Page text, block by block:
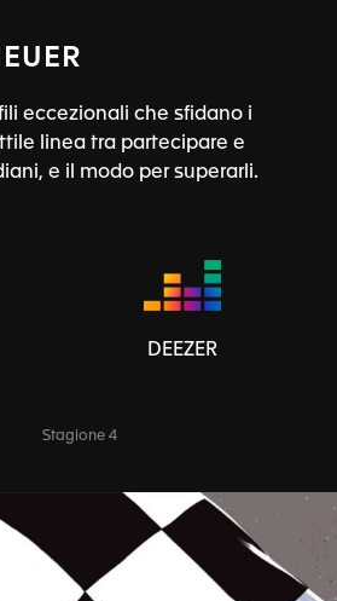
eccezionali che sfidano i
linea tra partecipare e
e il modo per superarli.
DEEZER
Stagione 4